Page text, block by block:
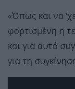
«Όπως και να
φορτισμένη η
και για αυτό
για τη